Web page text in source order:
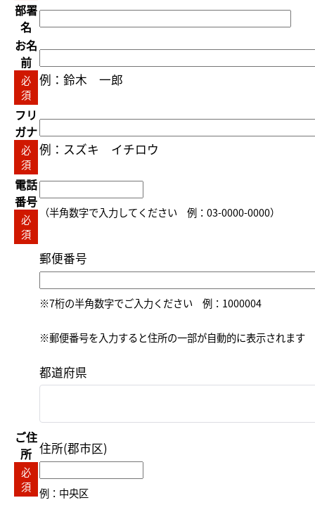
部署
名
お名
前
必
須
例：鈴木 一郎
フリ
ガナ
必
須
例：スズキ イチロウ
電話
番号
必
須
（半角数字で入力してください 例：03-0000-0000）
ご住
所
必
須
郵便番号
※7桁の半角数字でご入力ください 例：1000004
※郵便番号を入力すると住所の一部が自動的に表示されます
都道府県
住所(郡市区)
例：中央区